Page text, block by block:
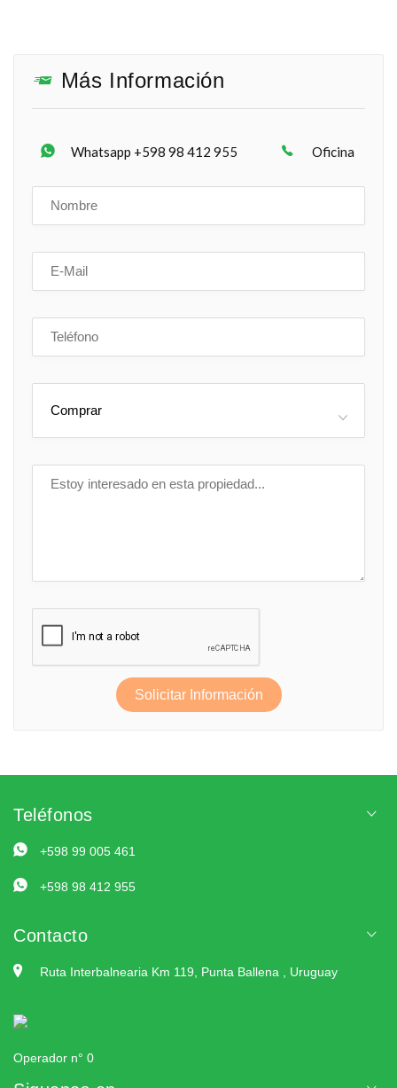
Más Información
Whatsapp +598 98 412 955 Oficina
Comprar
Solicitar Información
Teléfonos
+598 99 005 461
+598 98 412 955
Contacto
Ruta Interbalnearia Km 119, Punta Ballena , Uruguay
Operador n° 0